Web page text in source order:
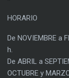
HORARIO
De NOVIEMBRE a
h.
De ABRIL a
OCTUBRE y